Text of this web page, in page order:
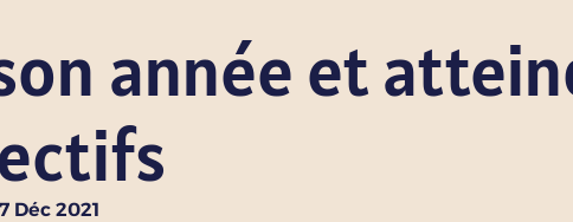
année et
Déc 2021